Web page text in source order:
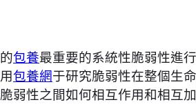
包養最重要的系統性脆弱性進
包養網于研究脆弱性在整個生
弱性之間如何相互作用和相互加